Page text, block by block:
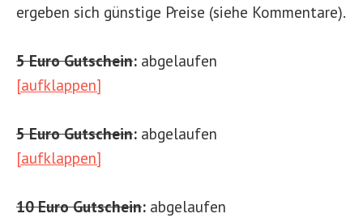
ergeben sich günstige Preise (siehe Kommentare).
5 Euro Gutschein: abgelaufen
[aufklappen]
5 Euro Gutschein: abgelaufen
[aufklappen]
10 Euro Gutschein: abgelaufen